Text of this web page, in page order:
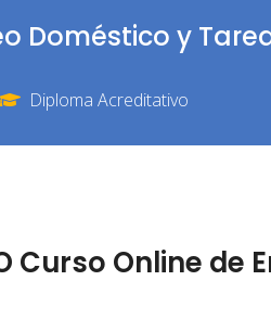
Doméstico y
Diploma Acreditativo
Curso Online